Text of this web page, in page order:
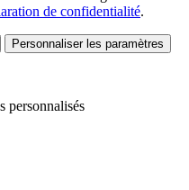
de confidentialité.
Personnaliser les paramètres
personnalisés